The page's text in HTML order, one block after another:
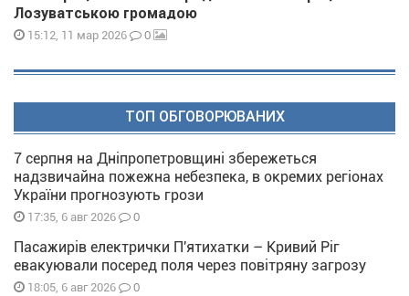
Лозуватською громадою
15:12, 11 мар 2026 0
ТОП ОБГОВОРЮВАНИХ
7 серпня на Дніпропетровщині збережеться
надзвичайна пожежна небезпека, в окремих регіонах
України прогнозують грози
17:35, 6 авг 2026 0
Пасажирів електрички П'ятихатки – Кривий Ріг
евакуювали посеред поля через повітряну загрозу
18:05, 6 авг 2026 0